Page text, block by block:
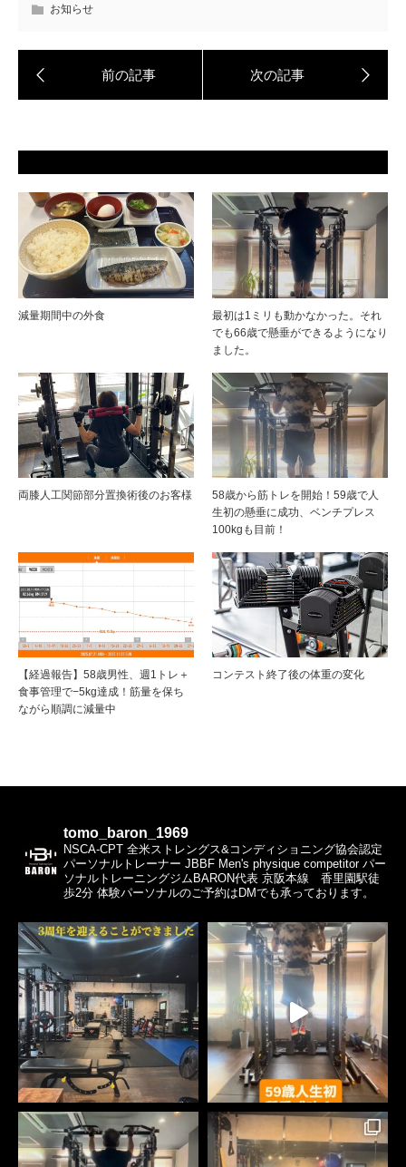
お知らせ
減量期間中の外食
最初は1ミリも動かなかった。それ
でも66歳で懸垂ができるようになり
ました。
両膝人工関節部分置換術後のお客様
58歳から筋トレを開始！59歳で人
生初の懸垂に成功、ベンチプレス
100kgも目前！
【経過報告】58歳男性、週1トレ＋
食事管理で−5kg達成！筋量を保ち
ながら順調に減量中
コンテスト終了後の体重の変化
tomo_baron_1969
NSCA-CPT 全米ストレングス&コンディショニング協会認定
パーソナルトレーナー JBBF Men's physique competitorパー
ソナルトレーニングジムBARON代表 京阪本線 香里園駅徒
歩2分 体験パーソナルのご予約はDMでも承っております。